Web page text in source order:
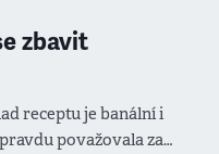
zbavit
receptu je banální i
považovala za